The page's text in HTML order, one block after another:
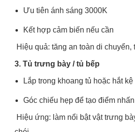
Ưu tiên ánh sáng 3000K
Kết hợp cảm biến nếu cần
Hiệu quả: tăng an toàn di chuyển,
3. Tủ trưng bày / tủ bếp
Lắp trong khoang tủ hoặc hắt kệ
Góc chiếu hẹp để tạo điểm nhấn
Hiệu ứng: làm nổi bật vật trưng